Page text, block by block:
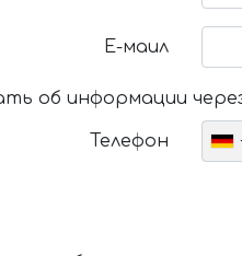
Е-маил
об информации
Телефон